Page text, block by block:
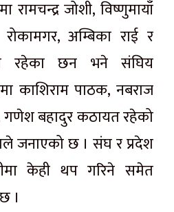
रामचन्द्र जोशी, विष्णुमायाँ
अम्बिका राई र
रहेका छन भने संघिय
काशिराम पाठक, नबराज
गणेश बहादुर कठायत रहेको
जनाएको छ । संघ र प्रदेश
केही थप गरिने समेत
।